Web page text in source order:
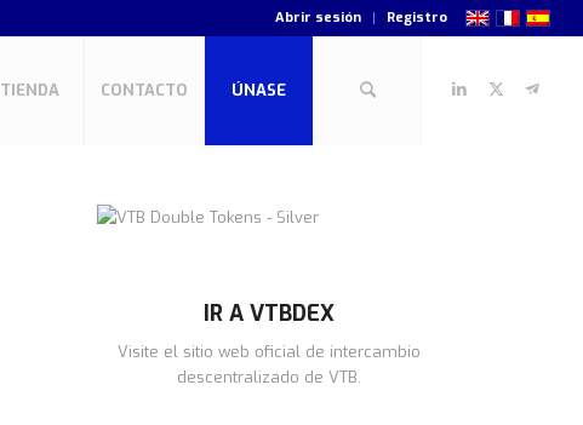
Abrir sesión Registro
TIENDA CONTACTO ÚNASE
IR A VTBDEX
Visite el sitio web oficial de intercambio
descentralizado de VTB.